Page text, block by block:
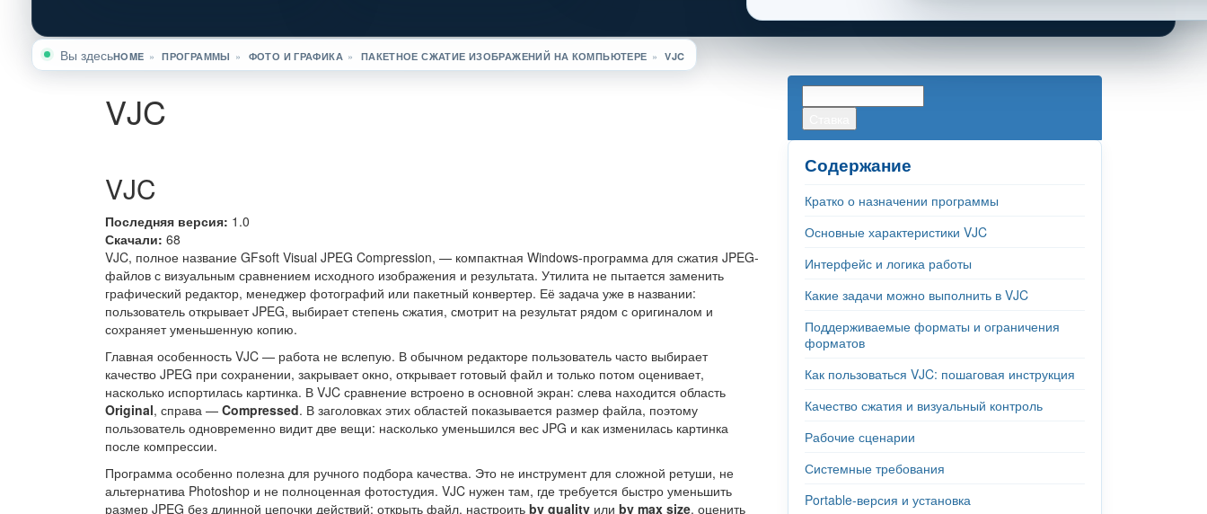
Вы здесьHOME » ПРОГРАММЫ » ФОТО И ГРАФИКА » ПАКЕТНОЕ СЖАТИЕ ИЗОБРАЖЕНИЙ НА КОМПЬЮТЕРЕ » VJC
VJC
VJC
Последняя версия: 1.0
Скачали: 68
VJC, полное название GFsoft Visual JPEG Compression, — компактная Windows-программа для сжатия JPEG-
файлов с визуальным сравнением исходного изображения и результата. Утилита не пытается заменить
графический редактор, менеджер фотографий или пакетный конвертер. Её задача уже в названии:
пользователь открывает JPEG, выбирает степень сжатия, смотрит на результат рядом с оригиналом и
сохраняет уменьшенную копию.
Главная особенность VJC — работа не вслепую. В обычном редакторе пользователь часто выбирает
качество JPEG при сохранении, закрывает окно, открывает готовый файл и только потом оценивает,
насколько испортилась картинка. В VJC сравнение встроено в основной экран: слева находится область
Original, справа — Compressed. В заголовках этих областей показывается размер файла, поэтому
пользователь одновременно видит две вещи: насколько уменьшился вес JPG и как изменилась картинка
после компрессии.
Программа особенно полезна для ручного подбора качества. Это не инструмент для сложной ретуши, не
альтернатива Photoshop и не полноценная фотостудия. VJC нужен там, где требуется быстро уменьшить
размер JPEG без длинной цепочки действий: открыть файл, настроить by quality или by max size, оценить
Содержание
Кратко о назначении программы
Основные характеристики VJC
Интерфейс и логика работы
Какие задачи можно выполнить в VJC
Поддерживаемые форматы и ограничения
форматов
Как пользоваться VJC: пошаговая инструкция
Качество сжатия и визуальный контроль
Рабочие сценарии
Системные требования
Portable-версия и установка